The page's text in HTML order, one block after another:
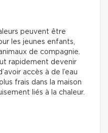
peuvent être
les jeunes enfants,
de compagnie.
rapidement devenir
accès à de l’eau
frais dans la maison
liés à la chaleur.